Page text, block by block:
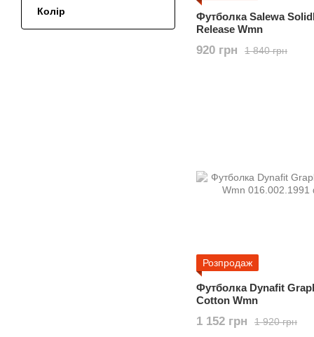
Футболка Salewa
Release Wmn
1 840 грн
920 грн
Розпродаж
Футболка Dynafit
Cotton Wmn
1 920 грн
1 152 грн
Колір